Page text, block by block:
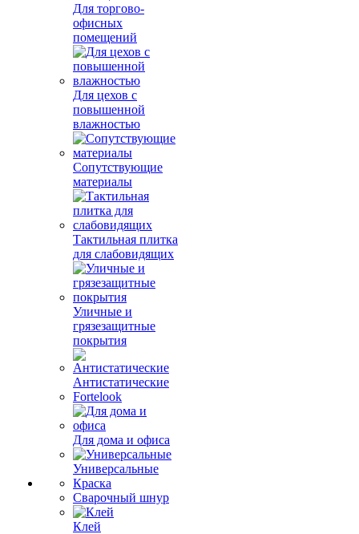
Для торгово-
офисных
помещений
Для цехов с
повышенной
влажностью
Сопутствующие
материалы
Тактильная плитка
для слабовидящих
Уличные и
грязезащитные
покрытия
Антистатические
Fortelook
Для дома и офиса
Универсальные
Краска
Сварочный шнур
Клей